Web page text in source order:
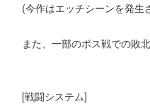
(今作はエッチシーンを発
また、一部のボス戦での敗
[戦闘システム]